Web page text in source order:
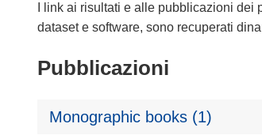
I link ai risultati e alle pubblicazioni
dataset e software, sono recuperati
Pubblicazioni
Monographic books (1)